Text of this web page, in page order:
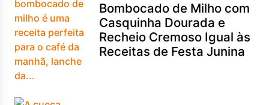
Bombocado de Milho com
Casquinha Dourada e
Recheio Cremoso Igual às
Receitas de Festa Junina